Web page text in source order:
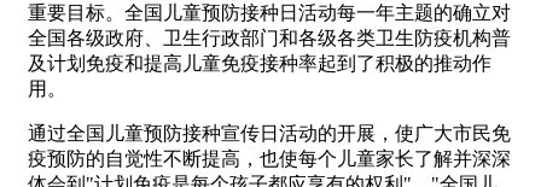
重要目标。全国儿童预防接种日活动每一年主题的确立对
全国各级政府、卫生行政部门和各级各类卫生防疫机构普
及计划免疫和提高儿童免疫接种率起到了积极的推动作
用。
通过全国儿童预防接种宣传日活动的开展，使广大市民免
疫预防的自觉性不断提高，也使每个儿童家长了解并深深